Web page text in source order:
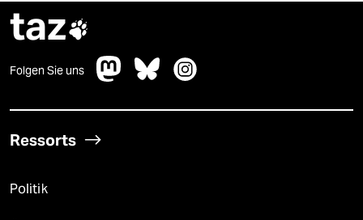
taz
Folgen Sie uns
Ressorts
Politik